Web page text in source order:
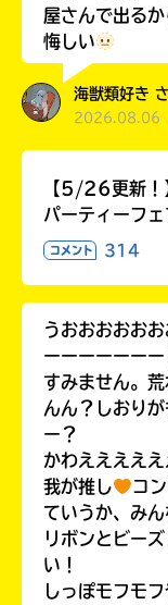
屋さんで出る
悔しい
海獣類好き
2026.08.06
【5/26更新！
パーティーフェ
コメント 314
うおおおおお
ーーーーーーー
すみません。荒
んん？しおり
ー？
かわえええええ
我が推し
コ
ていうか、みん
リボンとビー
い！
しっぽモフモ